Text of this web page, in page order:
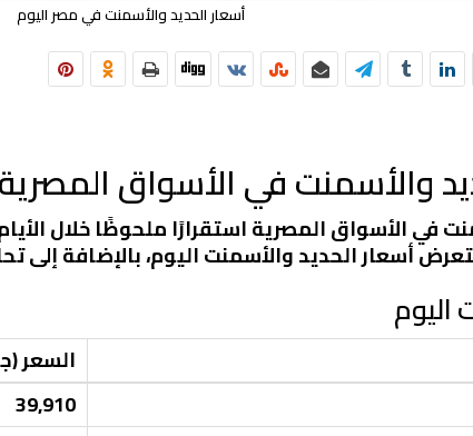
أسعار الحديد والأسمنت في مصر اليوم
في الأسواق المصرية 20 أبريل 2025
في الأسواق المصرية استقرارًا ملحوظًا خلال
أسعار الحديد والأسمنت اليوم، بالإضافة إلى
اليوم
السعر
39,910